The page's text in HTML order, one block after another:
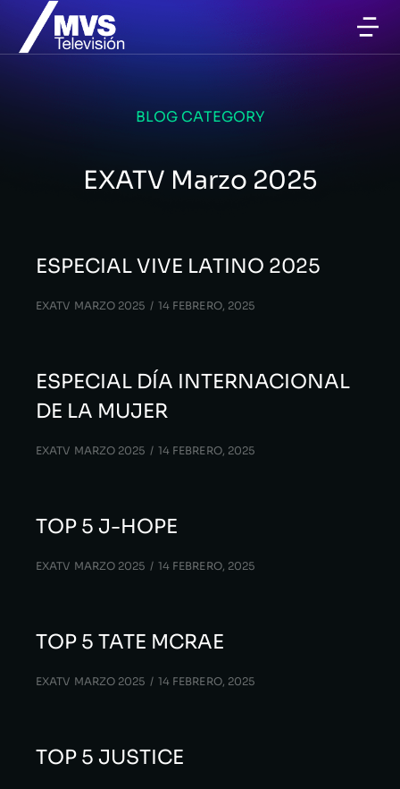
BLOG CATEGORY
EXATV Marzo 2025
ESPECIAL VIVE LATINO 2025
EXATV MARZO 2025 14 FEBRERO, 2025
ESPECIAL DÍA INTERNACIONAL
DE LA MUJER
EXATV MARZO 2025 14 FEBRERO, 2025
TOP 5 J-HOPE
EXATV MARZO 2025 14 FEBRERO, 2025
TOP 5 TATE MCRAE
EXATV MARZO 2025 14 FEBRERO, 2025
TOP 5 JUSTICE